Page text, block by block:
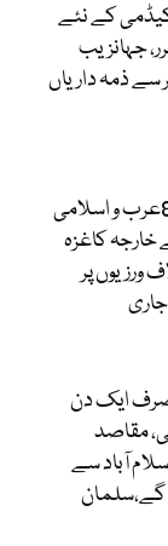
کے نئے
جہانزیب
سے ذمہ داریاں
پاکستان سمیت 8عرب و اسلامی
کاغزہ
ورزیوں پر
ایک دن
مقاصد
آباد سے
گے،سلمان